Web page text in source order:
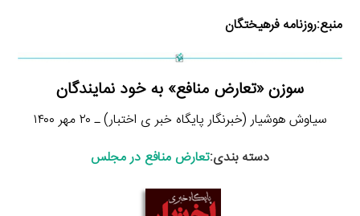
منبع:روزنامه فرهیختگان
سوزن «تعارض منافع» به خود نمایندگان
سیاوش هوشیار (خبرنگار پایگاه خبر ی اختبار) ـ ۲۰ مهر ۱۴۰۰
دسته بندی:تعارض منافع در مجلس